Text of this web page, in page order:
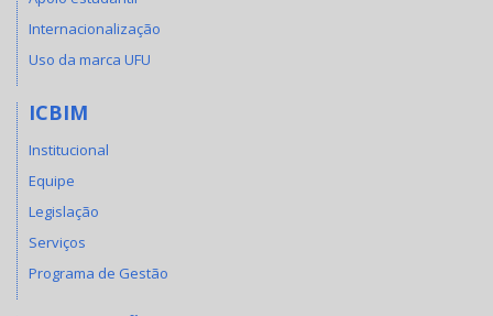
Internacionalização
Uso da marca UFU
ICBIM
Institucional
Equipe
Legislação
Serviços
Programa de Gestão